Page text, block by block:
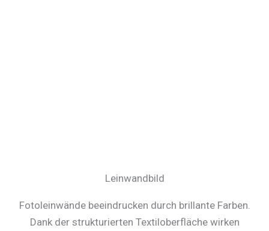
Leinwandbild
Fotoleinwände beeindrucken durch brillante Farben.
Dank der strukturierten Textiloberfläche wirken